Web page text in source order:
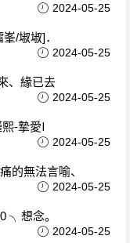
2024-05-25
/埱埱]．
2024-05-25
、緣已去
2024-05-25
-摯愛Ⅰ
2024-05-25
的無法言喻、
2024-05-25
╮想念。
2024-05-25